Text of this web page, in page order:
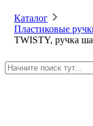
Каталог
Пластиковые
TWISTY, ручка